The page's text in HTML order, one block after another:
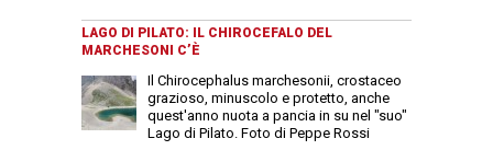
LAGO DI PILATO: IL CHIROCEFALO DEL
MARCHESONI C’È
Il Chirocephalus marchesonii, crostaceo
grazioso, minuscolo e protetto, anche
quest'anno nuota a pancia in su nel "suo"
Lago di Pilato. Foto di Peppe Rossi